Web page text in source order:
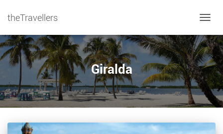
theTravellers
Giralda